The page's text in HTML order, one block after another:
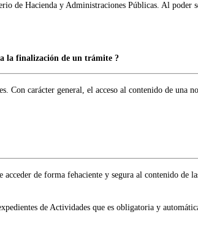
de Hacienda y Administraciones Públicas. Al poder
la finalización de un trámite ?
Con carácter general, el acceso al contenido de
acceder de forma fehaciente y segura al contenido de
de Actividades que es obligatoria y